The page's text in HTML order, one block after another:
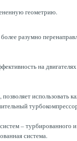
геометрию.
разумно
на
– турбированного
система.